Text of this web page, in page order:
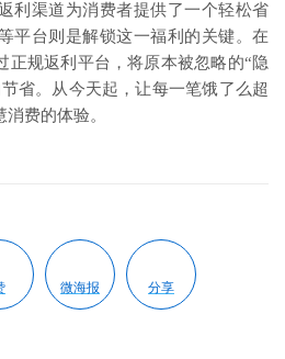
利渠道为消费者提供了一个轻松省
平台则是解锁这一福利的关键。在
正规返利平台，将原本被忽略的“隐
省。从今天起，让每一笔饿了么超
费的体验。
微海报 分享